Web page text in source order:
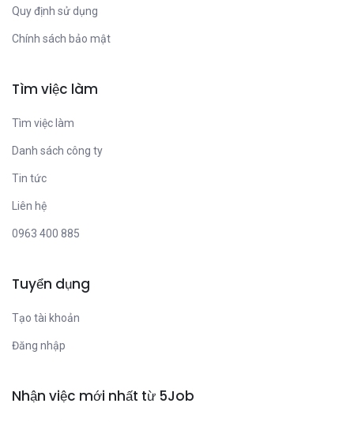
Quy định sử dụng
Chính sách bảo mật
Tìm việc làm
Tìm việc làm
Danh sách công ty
Tin tức
Liên hệ
0963 400 885
Tuyển dụng
Tạo tài khoản
Đăng nhập
Nhận việc mới nhất từ 5Job